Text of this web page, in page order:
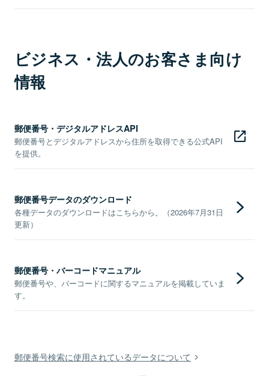
ビジネス・法人のお客さま向け
情報
郵便番号・デジタルアドレスAPI
郵便番号とデジタルアドレスから住所を取得できる公式API
を提供。
郵便番号データのダウンロード
各種データのダウンロードはこちらから。（2026年7月31日
更新）
郵便番号・バーコードマニュアル
郵便番号や、バーコードに関するマニュアルを掲載していま
す。
郵便番号検索に使用されているデータについて